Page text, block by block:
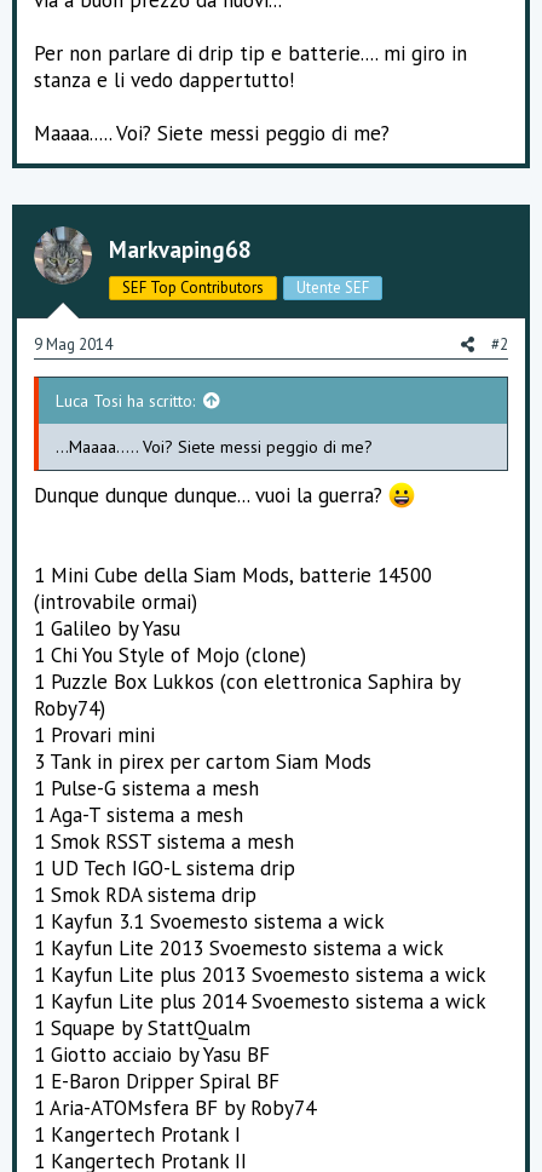
Per non parlare di drip tip e batterie.... mi giro in
stanza e li vedo dappertutto!
Maaaa..... Voi? Siete messi peggio di me?
Markvaping68
SEF Top Contributors Utente SEF
9 Mag 2014 #2
Luca Tosi ha scritto:
...Maaaa..... Voi? Siete messi peggio di me?
Dunque dunque dunque... vuoi la guerra?
1 Mini Cube della Siam Mods, batterie 14500
(introvabile ormai)
1 Galileo by Yasu
1 Chi You Style of Mojo (clone)
1 Puzzle Box Lukkos (con elettronica Saphira by
Roby74)
1 Provari mini
3 Tank in pirex per cartom Siam Mods
1 Pulse-G sistema a mesh
1 Aga-T sistema a mesh
1 Smok RSST sistema a mesh
1 UD Tech IGO-L sistema drip
1 Smok RDA sistema drip
1 Kayfun 3.1 Svoemesto sistema a wick
1 Kayfun Lite 2013 Svoemesto sistema a wick
1 Kayfun Lite plus 2013 Svoemesto sistema a wick
1 Kayfun Lite plus 2014 Svoemesto sistema a wick
1 Squape by StattQualm
1 Giotto acciaio by Yasu BF
1 E-Baron Dripper Spiral BF
1 Aria-ATOMsfera BF by Roby74
1 Kangertech Protank I
1 Kangertech Protank II